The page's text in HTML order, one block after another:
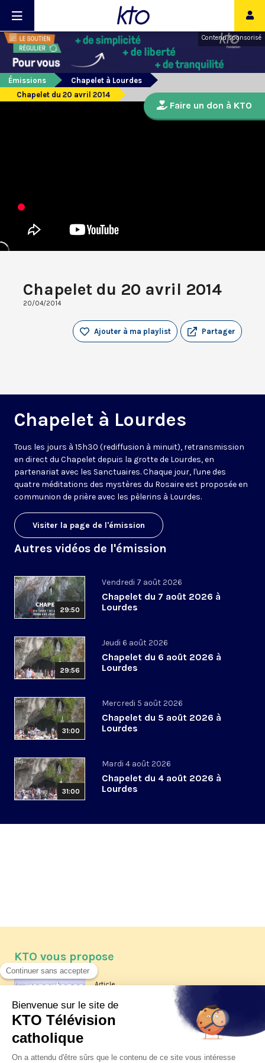
Contenu sponsorisé
Émissions
Chapelet à Lourdes
Chapelet du 20 avril 2014
Chapelet du 20 avril 2014
20/04/2014
Partager
Ajouter à ma playlist
Chapelet à Lourdes
Tous les jours à 15h30 (rediffusion à minuit), retransmission
en direct du Chapelet depuis la grotte de Lourdes, en
partenariat avec les Sanctuaires. Chaque jour, l'une des
quatre méditations des mystères du Rosaire est proposée en
communion de prière avec les pèlerins à Lourdes.
Visiter la page de l'émission
Autres vidéos de l'émission
29:50
Vendredi 7 août 2026
Chapelet du 7 août 2026 à
Lourdes
29:56
Jeudi 6 août 2026
Chapelet du 6 août 2026 à
Lourdes
31:00
Mercredi 5 août 2026
Chapelet du 5 août 2026 à
Lourdes
31:00
Mardi 4 août 2026
Chapelet du 4 août 2026 à
Lourdes
Faire un don à KTO
KTO vous propose
Article
Les reportages d'été 2026 de KTO
La visite pastorale du pape Léon
XIV à Assise à suivre sur KTO le